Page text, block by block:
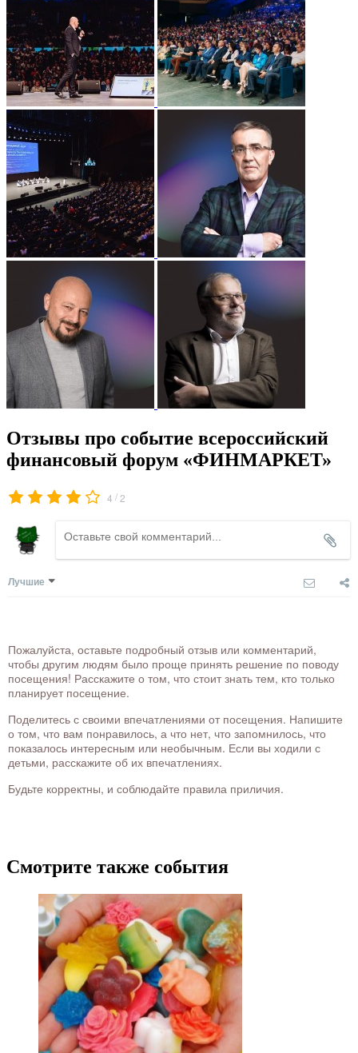
Отзывы про событие всероссийский
финансовый форум «ФИНМАРКЕТ»
4 /2
Лучшие
Пожалуйста, оставьте подробный отзыв или комментарий,
чтобы другим людям было проще принять решение по поводу
посещения! Расскажите о том, что стоит знать тем, кто только
планирует посещение.
Поделитесь с своими впечатлениями от посещения. Напишите
о том, что вам понравилось, а что нет, что запомнилось, что
показалось интересным или необычным. Если вы ходили с
детьми, расскажите об их впечатлениях.
Будьте корректны, и соблюдайте правила приличия.
Смотрите также события